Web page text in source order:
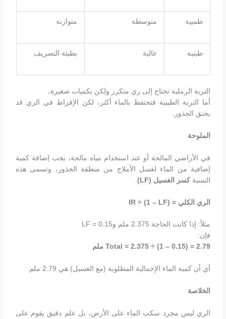
طميية متوسطة متوازنة
طينية عالية بطيئة التصريف
التربة الرملية تحتاج إلى ري متكرر ولكن بكميات صغيرة،
أما التربة الطينية فتحتفظ بالماء أكثر، لكن الإفراط في الري قد
يخنق الجذور.
الملوحة
في الأراضي المالحة أو عند استخدام مياه مالحة، يجب إضافة كمية
إضافية من الماء لغسل الأملاح من منطقة الجذور، وتسمى هذه
النسبةكسر الغسيل (LF)
الري الكلي = IR ÷ (1 – LF)
مثلاً: إذا كانت الحاجة 2.375 ملم وLF = 0.15
فإن:
Total = 2.375 ÷ (1 – 0.15) = 2.79 ملم
أي أن كمية الماء الإجمالية المطلوبة (مع الغسيل) هي 2.79 ملم.
الخلاصة
الري ليس مجرد سكب الماء على الأرض، بل علم دقيق يقوم على